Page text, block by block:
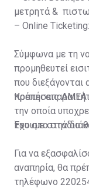
μετρητά &
– Online
Σύμφωνα με τη
προμηθευτεί
που
πρέπει
την οποία
του στο στάδιο
Κρατήσεις ΑΜΕΑ
Έχουμε στην
Για να
αναπηρία, θα
τηλέφωνο